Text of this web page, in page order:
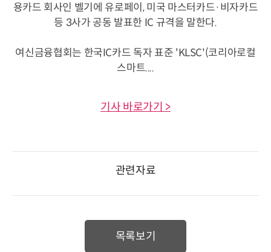
용카드 회사인 벨기에 유로페이, 미국 마스터카드·비자카드
등 3사가 공동 발표한 IC 규격을 말한다.
여신금융협회는 한국IC카드 독자 표준 'KLSC'(코리아로컬
스마트....
기사 바로가기 >
관련자료
목록보기